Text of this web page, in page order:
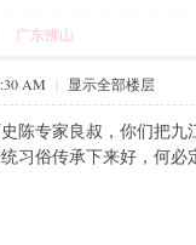
广东佛山
AM | 显示全部楼层
陈专家良叔，你们把
习俗传承下来好，何必